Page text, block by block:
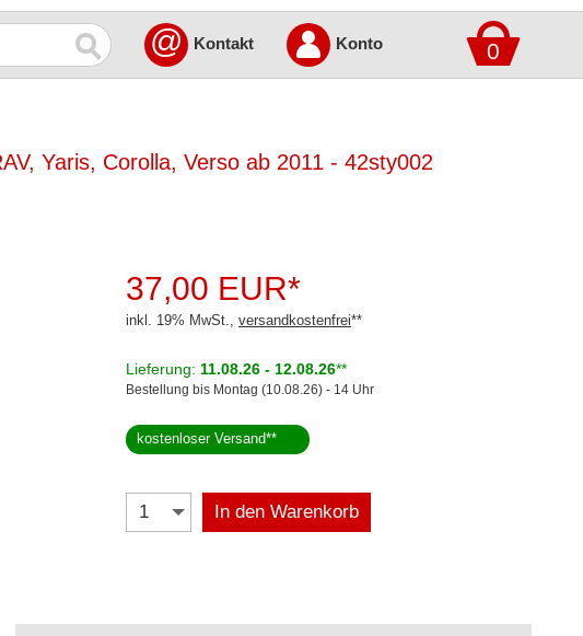
0
@ Kontakt Konto
Yaris, Corolla, Verso ab 2011 - 42sty002
37,00 EUR*
inkl. 19% MwSt., versandkostenfrei**
Lieferung: 11.08.26 - 12.08.26**
Bestellung bis Montag (10.08.26) - 14 Uhr
kostenloser Versand**
In den Warenkorb